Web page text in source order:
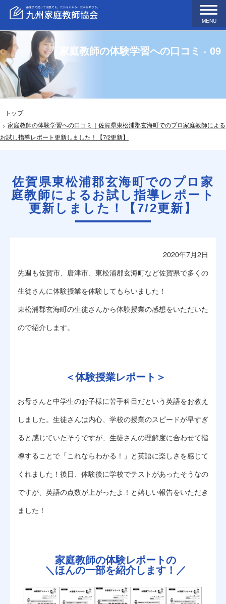
MENU
家庭教師の体験学習への口コミ - 09
トップ
家庭教師の体験学習への口コミ｜佐賀県東松浦郡玄海町でのプロ家庭教師による
お試し指導レポート更新しました！【7/2更新】
佐賀県東松浦郡玄海町でのプロ家
庭教師によるお試し指導レポート
更新しました！【7/2更新】
2020年7月2日
先週も佐賀市、唐津市、東松浦郡玄海町など佐賀県で多くの
生徒さんに体験授業を体験してもらいました！
東松浦郡玄海町の生徒さんから体験授業の感想をいただいた
ので紹介します。
＜体験授業レポート＞
お母さんと中学生のお子様に苦手科目だという英語をお教え
しました。生徒さんは内心、学校の授業のスピードが早すぎ
ると感じていたそうですが、生徒さんの理解度に合わせて指
導することで「これならわかる！」と英語に楽しさを感じて
くれました！後日、体験後に学校でテストがあったそうなの
ですが、英語の点数が上がったよ！と嬉しい報告をいただき
ました！
家庭教師の体験レポートの
＼ほんの一部を紹介します！／